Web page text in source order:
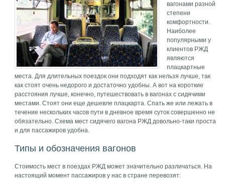
вагонами разной
степени
комфортности.
Наиболее
популярными у
клиентов РЖД
являются
плацкартные
места. Для длительных поездок они подходят как нельзя лучше, так
как стоят очень недорого и достаточно удобны. А вот на короткие
расстояния лучше, конечно, путешествовать в вагонах с сидячими
местами. Стоят они еще дешевле плацкарта. Спать же или лежать в
течение нескольких часов пути в дневное время суток совершенно не
обязательно. Схема мест сидячего вагона РЖД довольно-таки проста
и для пассажиров удобна.
Типы и обозначения вагонов
Стоимость мест в поездах РЖД может значительно различаться. На
настоящий момент пассажиров у нас в стране перевозят: